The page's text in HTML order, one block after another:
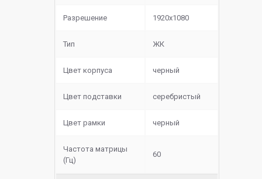
Разрешение 1920x1080
Тип ЖК
Цвет корпуса черный
Цвет подставки серебристый
Цвет рамки черный
Частота матрицы
(Гц)
60